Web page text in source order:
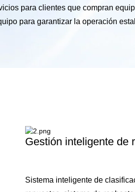
para clientes que compran
para garantizar la operación
Gestión inteligente de
Sistema inteligente de